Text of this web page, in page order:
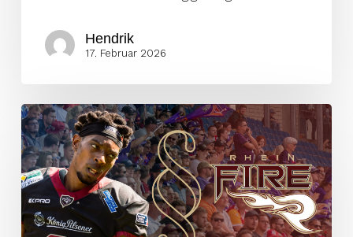
Hendrik
17. Februar 2026
Fall
Omari
Williams:
Rhein
Fire
will